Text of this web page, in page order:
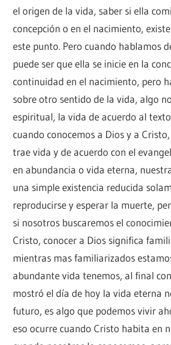
el origen de la vida, saber si ella
concepción o en el nacimiento,
este punto. Pero cuando hablamos
puede ser que ella se inicie en la
continuidad en el nacimiento, pero
sobre otro sentido de la vida, algo
espiritual, la vida de acuerdo al
cuando conocemos a Dios y a
trae vida y de acuerdo con el
en abundancia o vida eterna,
una simple existencia reducida
reproducirse y esperar la muerte,
si nosotros buscaremos el
Cristo, conocer a Dios significa
mientras mas familiarizados
abundante vida tenemos, al final
mostró el día de hoy la vida eterna
futuro, es algo que podemos vivir
eso ocurre cuando Cristo habita en